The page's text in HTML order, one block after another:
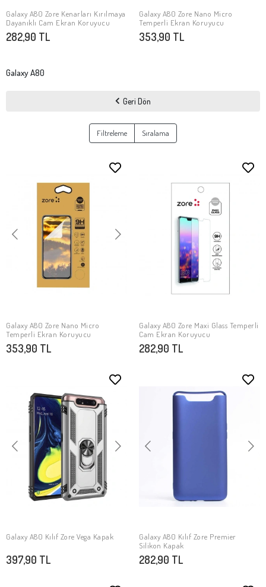
SEPETE EKLE
Galaxy A80 Zore Kenarları Kırılmaya
Dayanıklı Cam Ekran Koruyucu
282,90 TL
SEPETE EKLE
Galaxy A80 Zore Nano Micro
Temperli Ekran Koruyucu
353,90 TL
Galaxy A80
Geri Dön
Filtreleme Sıralama
SEPETE EKLE
Galaxy A80 Zore Nano Micro
Temperli Ekran Koruyucu
353,90 TL
SEPETE EKLE
Galaxy A80 Zore Maxi Glass Temperli
Cam Ekran Koruyucu
282,90 TL
SEPETE EKLE
Galaxy A80 Kılıf Zore Vega Kapak
397,90 TL
SEPETE EKLE
Galaxy A80 Kılıf Zore Premier
Silikon Kapak
282,90 TL